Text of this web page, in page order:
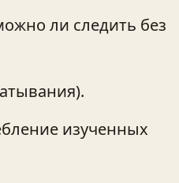
ли следить без
изученных